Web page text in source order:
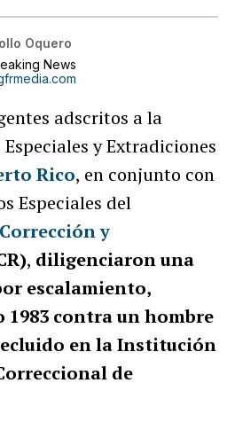
Oquero
News
adscritos a la
y Extradiciones
Rico, en conjunto con
Especiales del
y
, diligenciaron una
escalamiento,
1983 contra un hombre
en la Institución
de